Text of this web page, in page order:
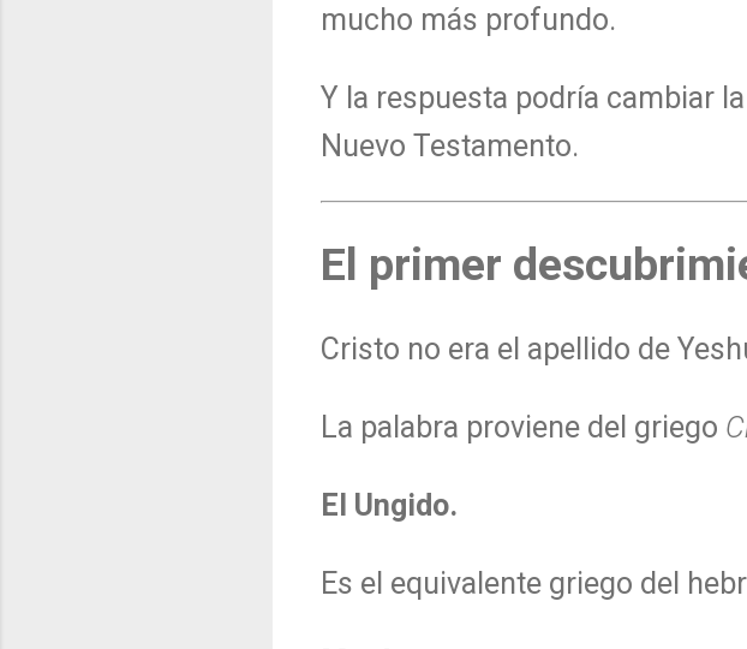
mucho más profundo.
Y la respuesta podría cambiar
Nuevo Testamento.
El primer
Cristo no era el apellido de
La palabra proviene del griego
El Ungido.
Es el equivalente griego del